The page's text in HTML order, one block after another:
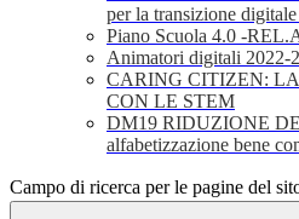
per la transizione
Piano Scuola 4.0 -
Animatori digitali 2022-
CARING CITIZEN:
CON LE STEM
DM19 RIDUZIONE
alfabetizzazione bene
Campo di ricerca per le pagine del